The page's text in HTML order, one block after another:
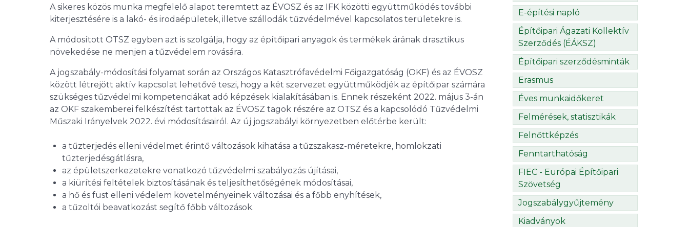
A sikeres közös munka megfelelő alapot teremtett az ÉVOSZ és az IFK közötti együttműködés további
kiterjesztésére is a lakó- és irodaépületek, illetve szállodák tűzvédelmével kapcsolatos területekre is.
A módosított OTSZ egyben azt is szolgálja, hogy az építőipari anyagok és termékek árának drasztikus
növekedése ne menjen a tűzvédelem rovására.
A jogszabály-módosítási folyamat során az Országos Katasztrófavédelmi Főigazgatóság (OKF) és az ÉVOSZ
között létrejött aktív kapcsolat lehetővé teszi, hogy a két szervezet együttműködjék az építőipar számára
szükséges tűzvédelmi kompetenciákat adó képzések kialakításában is. Ennek részeként 2022. május 3-án
az OKF szakemberei felkészítést tartottak az ÉVOSZ tagok részére az OTSZ és a kapcsolódó Tűzvédelmi
Műszaki Irányelvek 2022. évi módosításairól. Az új jogszabályi környezetben előtérbe került:
a tűzterjedés elleni védelmet érintő változások kihatása a tűzszakasz-méretekre, homlokzati
tűzterjedésgátlásra,
az épületszerkezetekre vonatkozó tűzvédelmi szabályozás újításai,
a kiürítési feltételek biztosításának és teljesíthetőségének módosításai,
a hő és füst elleni védelem követelményeinek változásai és a főbb enyhítések,
a tűzoltói beavatkozást segítő főbb változások.
E-építési napló
Építőipari Ágazati Kollektív
Szerződés (ÉÁKSZ)
Építőipari szerződésminták
Erasmus
Éves munkaidőkeret
Felmérések, statisztikák
Felnőttképzés
Fenntarthatóság
FIEC - Európai Építőipari
Szövetség
Jogszabálygyűjtemény
Kiadványok